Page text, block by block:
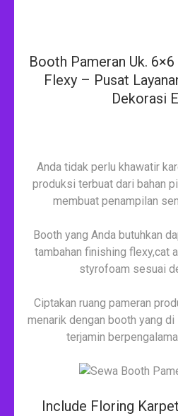
Booth Pameran Uk.
Flexy – Pusat
Dekorasi
Anda tidak perlu khawatir
produksi terbuat dari bahan
membuat penampilan
Booth yang Anda butuhkan
tambahan finishing flexy,cat
styrofoam sesuai
Ciptakan ruang pameran
menarik dengan booth yang
terjamin
Include Floring